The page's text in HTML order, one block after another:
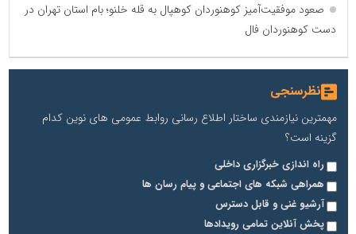
صعود موفقیت‌آمیز کوهنوردان کوهپال به قله خلنو؛ بام استان تهران در
دست کوهنوردان فال
نظرسنجی
مهمترین نیازمندی ساختار اطلاع رسانی روابط عمومی های نوین کدام
گزینه است؟
راه اندازی خبرگزاری داخلی
همراهی شبکه های اجتماعی و پیام رسان ها
آرشیو غنی و قابل دسترس
پخش آنلاین تمامی رویدادها